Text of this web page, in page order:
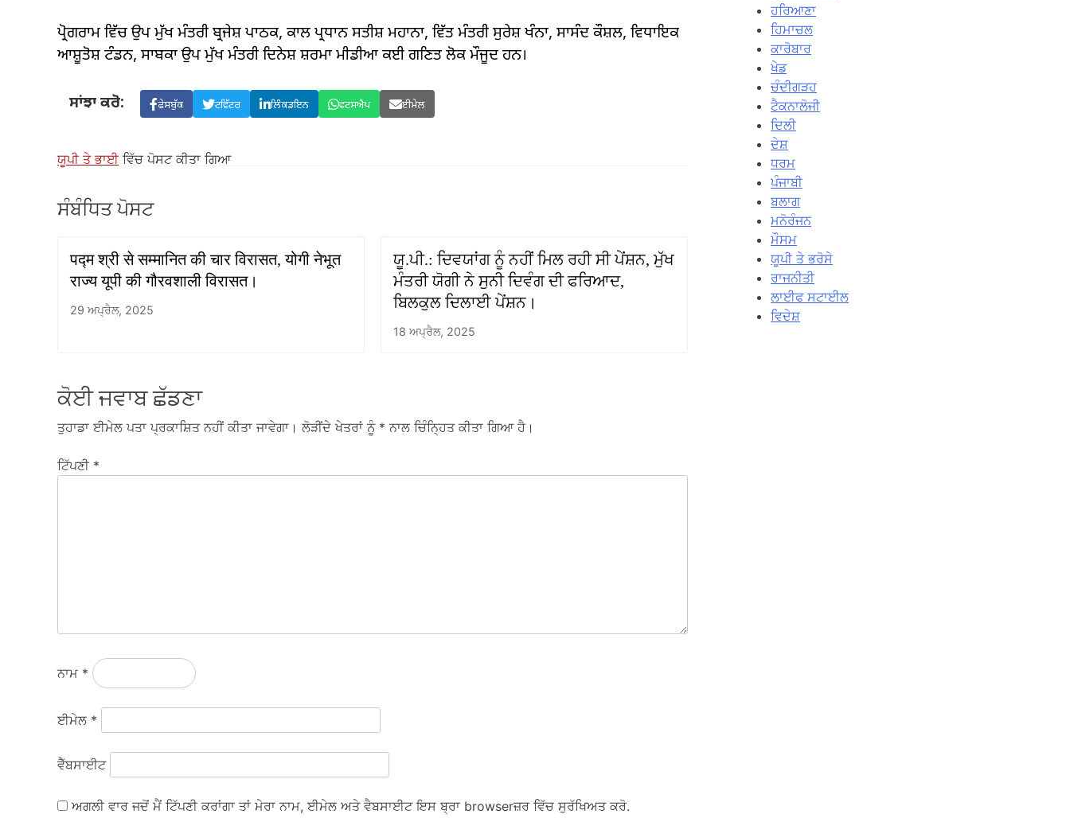
ਪ੍ਰੋਗਰਾਮ ਵਿੱਚ ਉਪ ਮੁੱਖ ਮੰਤਰੀ ਬ੍ਰਜੇਸ਼ ਪਾਠਕ, ਕਾਲ ਪ੍ਰਧਾਨ ਸਤੀਸ਼ ਮਹਾਨਾ, ਵਿੱਤ ਮੰਤਰੀ ਸੁਰੇਸ਼ ਖੰਨਾ, ਸਾਸੰਦ ਕੌਸ਼ਲ, ਵਿਧਾਇਕ
ਆਸ਼ੂਤੋਸ਼ ਟੰਡਨ, ਸਾਬਕਾ ਉਪ ਮੁੱਖ ਮੰਤਰੀ ਦਿਨੇਸ਼ ਸ਼ਰਮਾ ਮੀਡੀਆ ਕਈ ਗਣਿਤ ਲੋਕ ਮੌਜੂਦ ਹਨ।
ਸਾਂਝਾ ਕਰੋ: ਫੇਸਬੁੱਕ ਟਵਿੱਟਰ ਲਿੰਕਡਇਨ ਵਟਸਐਪ ਈਮੇਲ
ਯੂਪੀ ਤੇ ਭਾਈ ਵਿੱਚ ਪੋਸਟ ਕੀਤਾ ਗਿਆ
ਸੰਬੰਧਿਤ ਪੋਸਟ
पद्म श्री से सम्मानित की चार विरासत, योगी नेभूत
राज्य यूपी की गौरवशाली विरासत।
29 ਅਪ੍ਰੈਲ, 2025
ਯੂ.ਪੀ.: ਦਿਵਯਾਂਗ ਨੂੰ ਨਹੀਂ ਮਿਲ ਰਹੀ ਸੀ ਪੇਂਸ਼ਨ, ਮੁੱਖ
ਮੰਤਰੀ ਯੋਗੀ ਨੇ ਸੁਨੀ ਦਿਵੰਗ ਦੀ ਫਰਿਆਦ,
ਬਿਲਕੁਲ ਦਿਲਾਈ ਪੇਂਸ਼ਨ।
18 ਅਪ੍ਰੈਲ, 2025
ਕੋਈ ਜਵਾਬ ਛੱਡਣਾ
ਤੁਹਾਡਾ ਈਮੇਲ ਪਤਾ ਪ੍ਰਕਾਸ਼ਿਤ ਨਹੀਂ ਕੀਤਾ ਜਾਵੇਗਾ। ਲੋੜੀਂਦੇ ਖੇਤਰਾਂ ਨੂੰ * ਨਾਲ ਚਿੰਨ੍ਹਿਤ ਕੀਤਾ ਗਿਆ ਹੈ।
ਟਿੱਪਣੀ *
ਨਾਮ *
ਈਮੇਲ *
ਵੈੱਬਸਾਈਟ
ਅਗਲੀ ਵਾਰ ਜਦੋਂ ਮੈਂ ਟਿੱਪਣੀ ਕਰਾਂਗਾ ਤਾਂ ਮੇਰਾ ਨਾਮ, ਈਮੇਲ ਅਤੇ ਵੈਬਸਾਈਟ ਇਸ ਬ੍ਰਾ browserਜ਼ਰ ਵਿੱਚ ਸੁਰੱਖਿਅਤ ਕਰੋ.
ਹਰਿਆਣਾ
ਹਿਮਾਚਲ
ਕਾਰੋਬਾਰ
ਖੇਡ
ਚੰਦੀਗੜਹ
ਟੈਕਨਾਲੋਜੀ
ਦਿਲੀ
ਦੇਸ਼
ਧਰਮ
ਪੰਜਾਬੀ
ਬਲਾਗ
ਮਨੋਰੰਜਨ
ਮੌਸਮ
ਯੂਪੀ ਤੇ ਭਰੋਸੇ
ਰਾਜਨੀਤੀ
ਲਾਈਫ ਸਟਾਈਲ
ਵਿਦੇਸ਼